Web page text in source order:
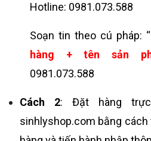
Hotline: 0981.073.588
Soạn tin theo cú pháp: “
hàng + tên sản
0981.073.588
Cách 2: Đặt hàng
sinhlyshop.com bằng